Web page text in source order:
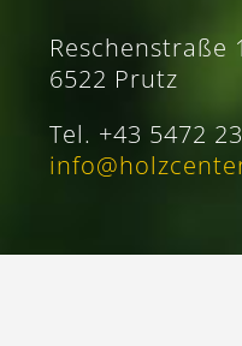
Reschenstraße
6522 Prutz
Tel. +43 5472